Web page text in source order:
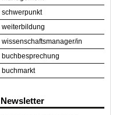
schwerpunkt
weiterbildung
wissenschaftsmanager/in
buchbesprechung
buchmarkt
Newsletter